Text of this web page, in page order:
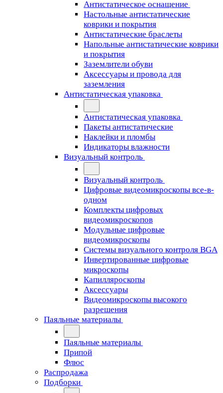
Антистатическое оснащение
Настольные антистатические
коврики и покрытия
Антистатические браслеты
Напольные антистатические коврики
и покрытия
Заземлители обуви
Аксессуары и провода для
заземления
Антистатическая упаковка
Антистатическая упаковка
Пакеты антистатические
Наклейки и пломбы
Индикаторы влажности
Визуальный контроль
Визуальный контроль
Цифровые видеомикроскопы все-в-
одном
Комплекты цифровых
видеомикроскопов
Модульные цифровые
видеомикроскопы
Cистемы визуального контроля BGA
Инвертированные цифровые
микроскопы
Капилляроскопы
Аксессуары
Видеомикроскопы высокого
разрешения
Паяльные материалы
Паяльные материалы
Припой
Флюс
Распродажа
Подборки